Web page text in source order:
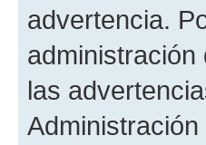
advertencia.
las